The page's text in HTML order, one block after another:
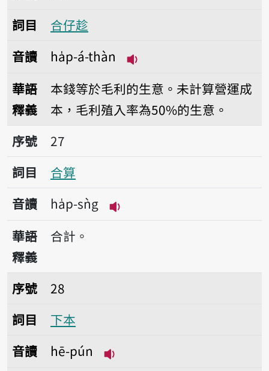
詞目
合仔趁
音讀
ha̍p-á-thàn
華語
釋義
本錢等於毛利的生意。未計算營運成
本，毛利殖入率為50%的生意。
序號27合算
序號
27
詞目
合算
音讀
ha̍p-sǹg
播放音讀ha̍p-sǹg
華語
釋義
合計。
序號28下本
序號
28
詞目
下本
音讀
hē-pún